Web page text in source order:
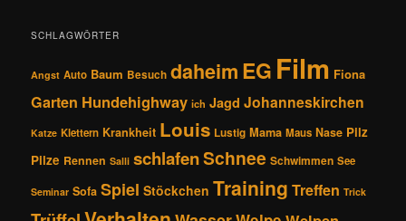
SCHLAGWÖRTER
Angst Auto Baum Besuch daheimEG Film Fiona
Garten Hundehighway ich Jagd Johanneskirchen
Katze Klettern Krankheit Louis Lustig Mama Maus Nase Pilz
Pilze Rennen Salli schlafenSchnee Schwimmen See
Seminar Sofa Spiel Stöckchen Training Treffen Trick